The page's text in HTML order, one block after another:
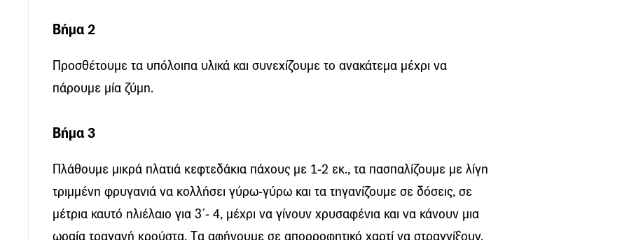
Βήμα 2
Προσθέτουμε τα υπόλοιπα υλικά και συνεχίζουμε το ανακάτεμα μέχρι να
πάρουμε μία ζύμη.
Βήμα 3
Πλάθουμε μικρά πλατιά κεφτεδάκια πάχους με 1-2 εκ., τα πασπαλίζουμε με λίγη
τριμμένη φρυγανιά να κολλήσει γύρω-γύρω και τα τηγανίζουμε σε δόσεις, σε
μέτρια καυτό ηλιέλαιο για 3΄- 4, μέχρι να γίνουν χρυσαφένια και να κάνουν μια
ωραία τραγανή κρούστα. Tα αφήνουμε σε απορροφητικό χαρτί να στραγγίξουν.